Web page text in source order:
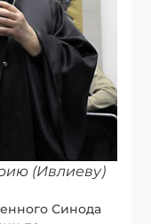
(Ивлиеву)
Синода